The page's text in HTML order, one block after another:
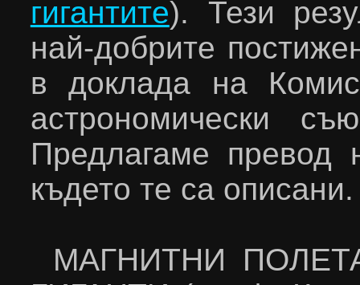
гигантите).
Тези
най-добрите
в доклада на
астрономически
Предлагаме превод
където те са описани.
МАГНИТНИ